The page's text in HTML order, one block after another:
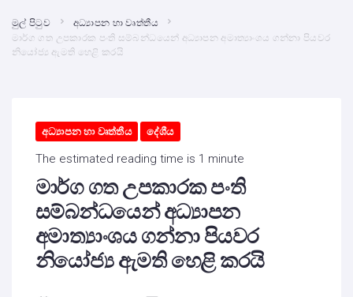
මුල් පිටුව
අධ්‍යාපන හා වෘත්තීය
මාර්ග ගත උපකාරක පංති සම්බන්ධයෙන් අධ්‍යාපන අමාත්‍යාංශය ගන්නා පියවර
නියෝජ්‍ය ඇමති හෙළි කරයි
අධ්‍යාපන හා වෘත්තීය දේශීය
The estimated reading time is 1 minute
මාර්ග ගත උපකාරක පංති
සම්බන්ධයෙන් අධ්‍යාපන
අමාත්‍යාංශය ගන්නා පියවර
නියෝජ්‍ය ඇමති හෙළි කරයි